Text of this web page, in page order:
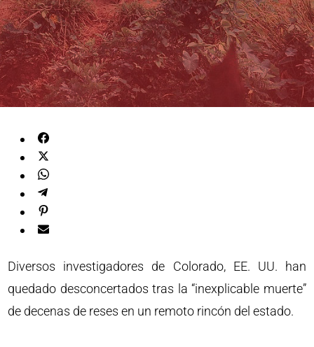
Diversos investigadores de Colorado, EE. UU. han
quedado desconcertados tras la “inexplicable muerte”
de decenas de reses en un remoto rincón del estado.